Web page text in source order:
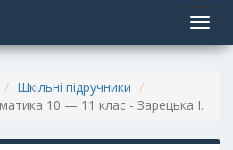
Toggle
Шкільні підручники
10 — 11 клас - Зарецька І.